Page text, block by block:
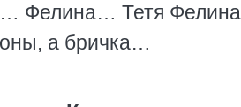
Фелина… Тетя
а бричка…